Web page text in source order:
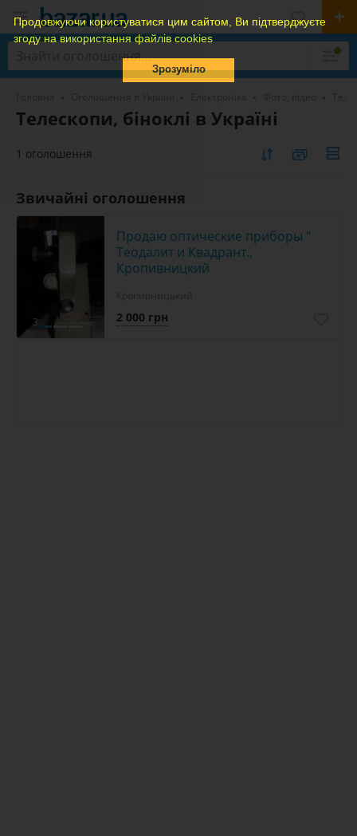
Продовжуючи користуватися цим сайтом, Ви підтверджуєте
згоду на використання файлів cookies
Зрозуміло
Телескопи, біноклі в Україні
1 оголошення
Звичайні оголошення
3
Продаю оптические приборы "
Теодалит и Квадрант.,
Кропивницкий
2 000 грн